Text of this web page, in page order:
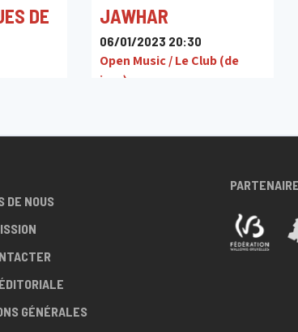
DE
JAWHAR
06/01/2023 20:30
Open Music / Le Club (de
jazz)
DE NOUS
GÉNÉRALES